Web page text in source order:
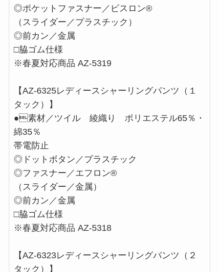
◎ポケットファスナー／ビスロン®
（スライダー／プラスチック）
◎前カン／金属
□脇ゴム仕様
※春夏対応商品 AZ-5319
【AZ-6325レディースシャーリングパンツ（１
タック）】
●素材／ツイル 綾織り ポリエステル65％・
綿35％
帯電防止
◎ドットボタン／プラスチック
◎ファスナー／エフロン®
（スライダー／金属）
◎前カン／金属
□脇ゴム仕様
※春夏対応商品 AZ-5318
【AZ-6323レディースシャーリングパンツ（２
タック）】